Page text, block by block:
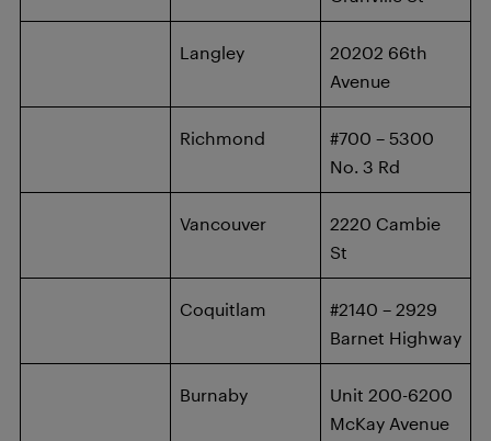
Langley
20202 66th
Avenue
Richmond
#700 – 5300
No. 3 Rd
Vancouver
2220 Cambie
St
Coquitlam
#2140 – 2929
Barnet Highway
Burnaby
Unit 200-6200
McKay Avenue